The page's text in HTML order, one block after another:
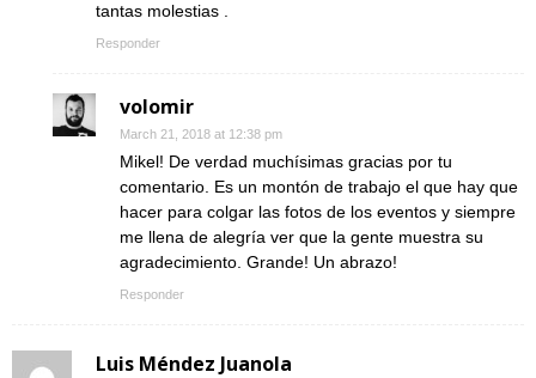
tantas molestias .
Responder
volomir
March 21, 2018 at 12:38 pm
Mikel! De verdad muchísimas gracias por tu
comentario. Es un montón de trabajo el que hay que
hacer para colgar las fotos de los eventos y siempre
me llena de alegría ver que la gente muestra su
agradecimiento. Grande! Un abrazo!
Responder
Luis Méndez Juanola